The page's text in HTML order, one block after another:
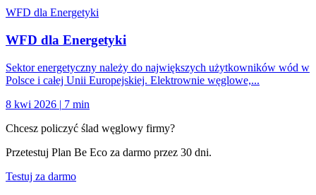
WFD dla Energetyki
WFD dla Energetyki
Sektor energetyczny należy do największych użytkowników wód w
Polsce i całej Unii Europejskiej. Elektrownie węglowe,...
8 kwi 2026 | 7 min
Chcesz policzyć ślad węglowy firmy?
Przetestuj Plan Be Eco za darmo przez 30 dni.
Testuj za darmo